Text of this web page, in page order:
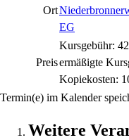
Ort
EG
Preis
Kursgebühr:
ermäßigte
Kopiekosten:
Termin(e) im Kalender
Weitere